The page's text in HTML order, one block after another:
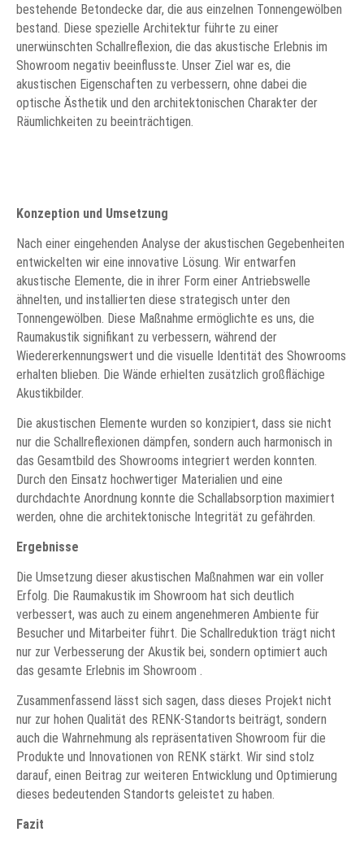
bestehende Betondecke dar, die aus einzelnen Tonnengewölben
bestand. Diese spezielle Architektur führte zu einer
unerwünschten Schallreflexion, die das akustische Erlebnis im
Showroom negativ beeinflusste. Unser Ziel war es, die
akustischen Eigenschaften zu verbessern, ohne dabei die
optische Ästhetik und den architektonischen Charakter der
Räumlichkeiten zu beeinträchtigen.
Konzeption und Umsetzung
Nach einer eingehenden Analyse der akustischen Gegebenheiten
entwickelten wir eine innovative Lösung. Wir entwarfen
akustische Elemente, die in ihrer Form einer Antriebswelle
ähnelten, und installierten diese strategisch unter den
Tonnengewölben. Diese Maßnahme ermöglichte es uns, die
Raumakustik signifikant zu verbessern, während der
Wiedererkennungswert und die visuelle Identität des Showrooms
erhalten blieben. Die Wände erhielten zusätzlich großflächige
Akustikbilder.
Die akustischen Elemente wurden so konzipiert, dass sie nicht
nur die Schallreflexionen dämpfen, sondern auch harmonisch in
das Gesamtbild des Showrooms integriert werden konnten.
Durch den Einsatz hochwertiger Materialien und eine
durchdachte Anordnung konnte die Schallabsorption maximiert
werden, ohne die architektonische Integrität zu gefährden.
Ergebnisse
Die Umsetzung dieser akustischen Maßnahmen war ein voller
Erfolg. Die Raumakustik im Showroom hat sich deutlich
verbessert, was auch zu einem angenehmeren Ambiente für
Besucher und Mitarbeiter führt. Die Schallreduktion trägt nicht
nur zur Verbesserung der Akustik bei, sondern optimiert auch
das gesamte Erlebnis im Showroom .
Zusammenfassend lässt sich sagen, dass dieses Projekt nicht
nur zur hohen Qualität des RENK-Standorts beiträgt, sondern
auch die Wahrnehmung als repräsentativen Showroom für die
Produkte und Innovationen von RENK stärkt. Wir sind stolz
darauf, einen Beitrag zur weiteren Entwicklung und Optimierung
dieses bedeutenden Standorts geleistet zu haben.
Fazit